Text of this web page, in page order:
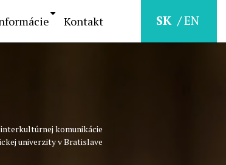
SK EN
Kontakt
komunikácie
univerzity v Bratislave